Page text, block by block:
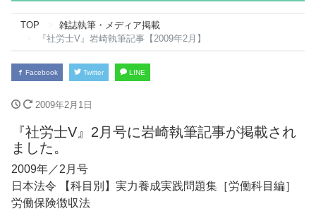
TOP
雑誌執筆・メディア掲載
『社労士V』岩崎執筆記事【2009年2月】
Facebook Twitter LINE
2009年2月1日
『社労士V』2月号に岩崎執筆記事が掲載され
ました。
2009年／2月号
日本法令 【科目別】実力養成実践問題集［労働科目編］
労働保険徴収法